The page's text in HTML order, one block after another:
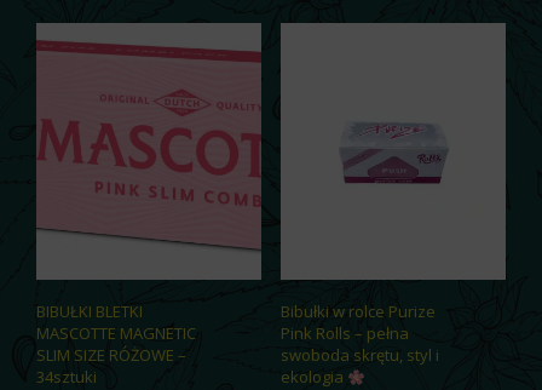
BIBUŁKI BLETKI
MASCOTTE MAGNETIC
SLIM SIZE RÓŻOWE –
34sztuki
Bibułki w rolce Purize
Pink Rolls – pełna
swoboda skrętu, styl i
ekologia